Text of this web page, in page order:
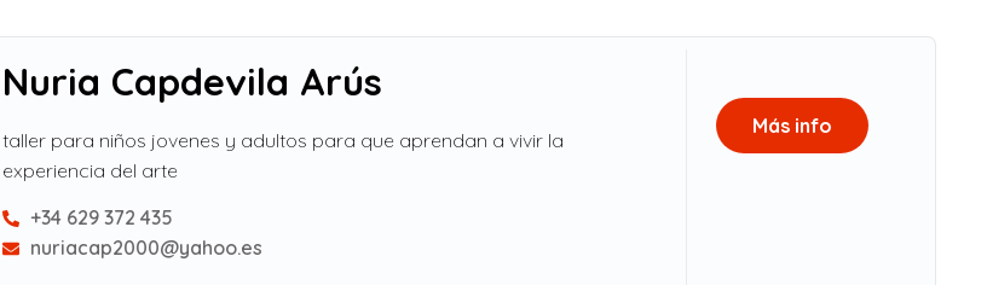
Nuria Capdevila Arús
taller para niños jovenes y adultos para que aprendan a vivir la
experiencia del arte
+34 629 372 435
nuriacap2000@yahoo.es
Más info